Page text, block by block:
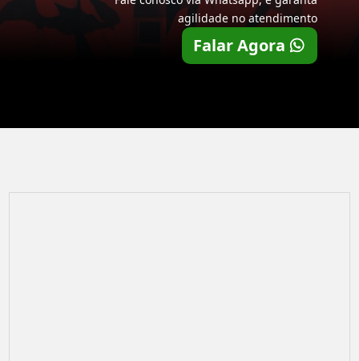
agilidade no atendimento
Falar Agora